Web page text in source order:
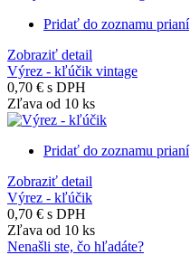
Pridať do zoznamu prianí
Zobraziť detail
Výrez - kľúčik vintage
0,70 € s DPH
Zľava od 10 ks
Pridať do zoznamu prianí
Zobraziť detail
Výrez - kľúčik
0,70 € s DPH
Zľava od 10 ks
Nenašli ste, čo hľadáte?